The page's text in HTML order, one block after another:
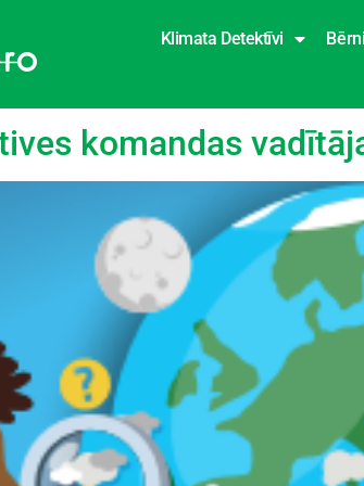
Klimata Detektīvi
valodā
komandas